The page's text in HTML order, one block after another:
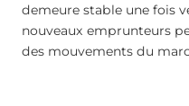
demeure stable une fois
nouveaux emprunteurs
des mouvements du